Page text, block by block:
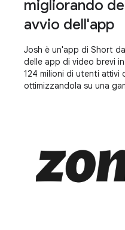
migliorando
avvio dell'app
Josh è un'app di Short
delle app di video brevi
124 milioni di utenti attivi
ottimizzandola su una